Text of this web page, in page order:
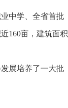
中学、全省首批
160亩，建筑面积
展培养了一大批